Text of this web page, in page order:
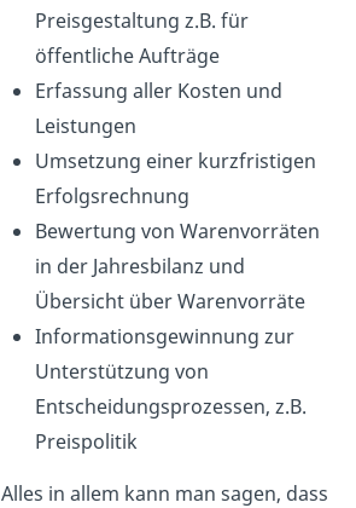
Preisgestaltung z.B. für
öffentliche Aufträge
Erfassung aller Kosten und
Leistungen
Umsetzung einer kurzfristigen
Erfolgsrechnung
Bewertung von Warenvorräten
in der Jahresbilanz und
Übersicht über Warenvorräte
Informationsgewinnung zur
Unterstützung von
Entscheidungsprozessen, z.B.
Preispolitik
Alles in allem kann man sagen, dass